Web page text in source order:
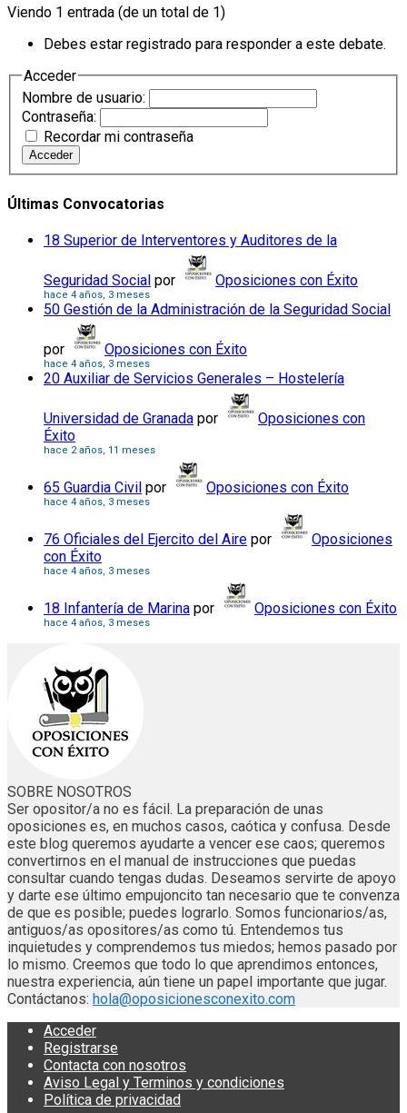
Viendo 1 entrada (de un total de 1)
Debes estar registrado para responder a este debate.
Acceder
Nombre de usuario:
Contraseña:
Recordar mi contraseña
Acceder
Últimas Convocatorias
18 Superior de Interventores y Auditores de la
Seguridad Social por Oposiciones con Éxito
hace 4 años, 3 meses
50 Gestión de la Administración de la Seguridad Social
por Oposiciones con Éxito
hace 4 años, 3 meses
20 Auxiliar de Servicios Generales – Hostelería
Universidad de Granada por
Oposiciones con
Éxito
hace 2 años, 11 meses
65 Guardia Civil por Oposiciones con Éxito
hace 4 años, 3 meses
76 Oficiales del Ejercito del Aire por
Oposiciones
con Éxito
hace 4 años, 3 meses
18 Infantería de Marina por Oposiciones con Éxito
hace 4 años, 3 meses
SOBRE NOSOTROS
Ser opositor/a no es fácil. La preparación de unas
oposiciones es, en muchos casos, caótica y confusa. Desde
este blog queremos ayudarte a vencer ese caos; queremos
convertirnos en el manual de instrucciones que puedas
consultar cuando tengas dudas. Deseamos servirte de apoyo
y darte ese último empujoncito tan necesario que te convenza
de que es posible; puedes lograrlo. Somos funcionarios/as,
antiguos/as opositores/as como tú. Entendemos tus
inquietudes y comprendemos tus miedos; hemos pasado por
lo mismo. Creemos que todo lo que aprendimos entonces,
nuestra experiencia, aún tiene un papel importante que jugar.
Contáctanos: hola@oposicionesconexito.com
Acceder
Registrarse
Contacta con nosotros
Aviso Legal y Terminos y condiciones
Política de privacidad